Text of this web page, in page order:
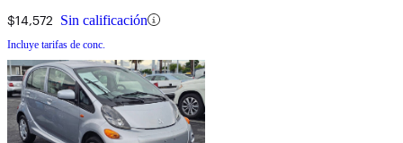
$14,572 Sin calificación
Incluye tarifas de conc.